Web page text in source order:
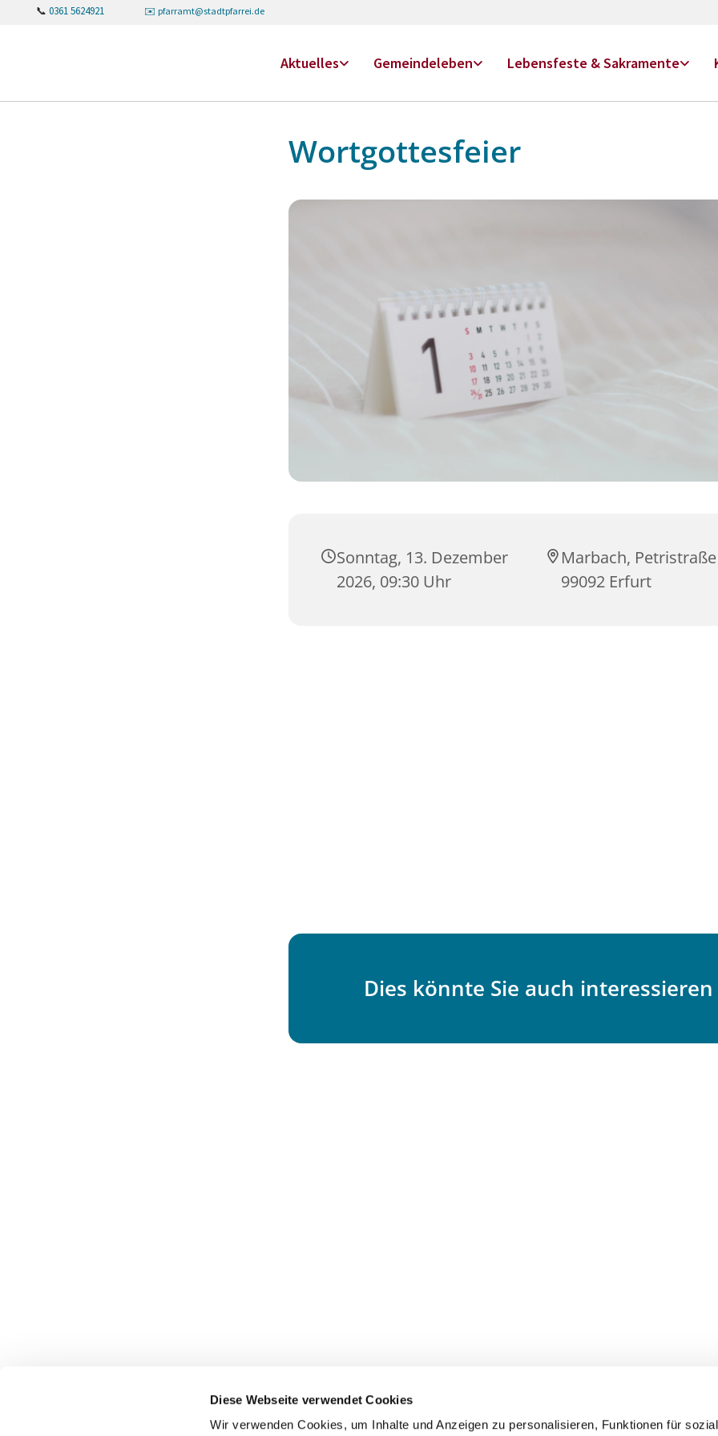
Diese Webseite verwendet Cookies
Wir verwenden Cookies, um Inhalte und Anzeigen zu personalisieren, Funktionen für
📞 0361 5624921 ✉️ pfarramt@stadtpfarrei.de
Aktuelles Gemeindeleben Lebensfeste & Sakramente
Wortgottesfeier
Sonntag, 13. Dezember
2026, 09:30 Uhr
Marbach,
99092 Erfurt
Dies könnte Sie auch interessieren